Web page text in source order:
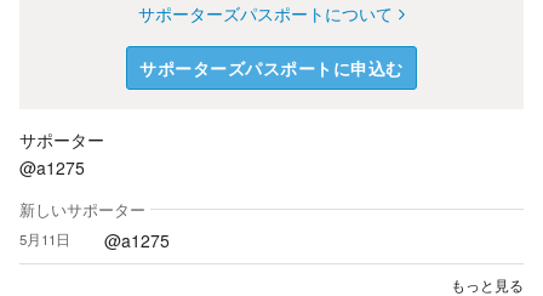
サポーターズパスポートについて
サポーターズパスポートに申込む
サポーター
@a1275
新しいサポーター
5月11日 @a1275
もっと見る